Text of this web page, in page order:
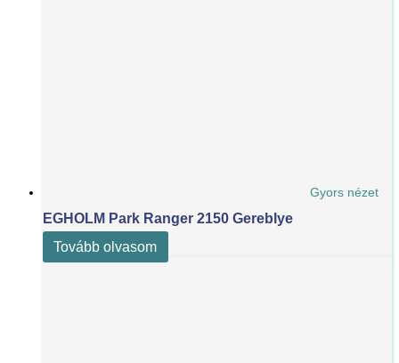
Gyors nézet
EGHOLM Park Ranger 2150 Gereblye
Tovább olvasom